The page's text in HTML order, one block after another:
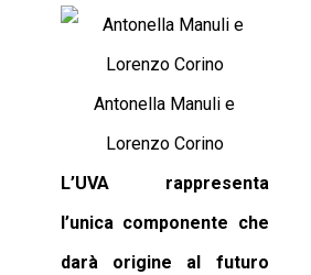
Antonella Manuli e
Lorenzo Corino
L’UVA rappresenta
l’unica componente che
darà origine al futuro